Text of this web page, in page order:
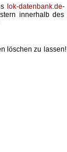
lok-datenbank.de-
innerhalb des
löschen zu lassen!